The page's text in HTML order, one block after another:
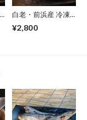
白老・前浜産 冷凍
～350g）
¥2,800